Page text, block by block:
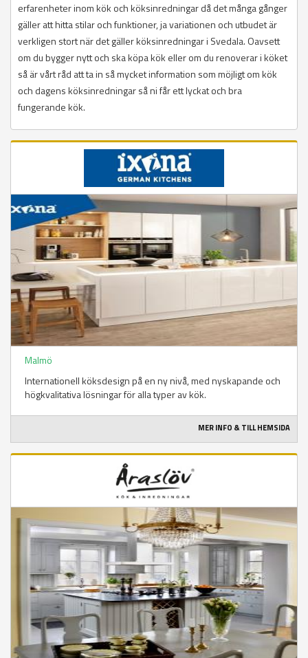
erfarenheter inom kök och köksinredningar då det många gånger
gäller att hitta stilar och funktioner, ja variationen och utbudet är
verkligen stort när det gäller köksinredningar i Svedala. Oavsett
om du bygger nytt och ska köpa kök eller om du renoverar i köket
så är vårt råd att ta in så mycket information som möjligt om kök
och dagens köksinredningar så ni får ett lyckat och bra
fungerande kök.
Malmö
Internationell köksdesign på en ny nivå, med nyskapande och
högkvalitativa lösningar för alla typer av kök.
MER INFO & TILL HEMSIDA